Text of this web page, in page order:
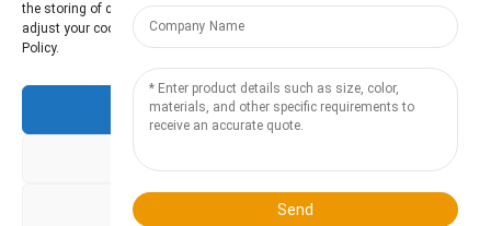
บริษัท เป่าติ้ง เทียนโจว อิเล็กทรอนิกส์ เทคโนโลยี จำกัด - แผนผังเว็บไซต์
Send
the storing of cookies on your device for these purposes. Click "Adjust" to
adjust your cookie preferences. For more information, review our Cookies
Policy.
Accept